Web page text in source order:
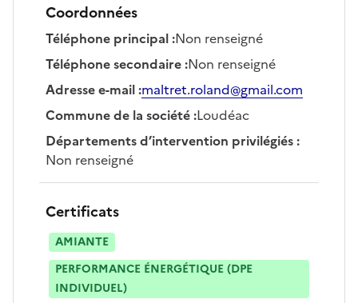
Coordonnées
Téléphone principal:Non renseigné
Téléphone secondaire:Non renseigné
Adresse e-mail:maltret.roland@gmail.com
Commune de la société:Loudéac
Départements d’intervention privilégiés:
Non renseigné
Certificats
AMIANTE
PERFORMANCE ÉNERGÉTIQUE (DPE
INDIVIDUEL)